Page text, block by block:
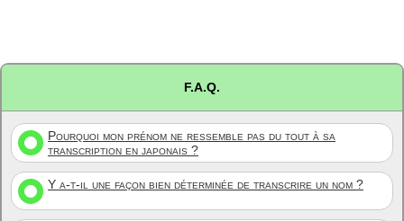
F.A.Q.
Pourquoi mon prénom ne ressemble pas du tout à sa
transcription en japonais ?
Y a-t-il une façon bien déterminée de transcrire un nom ?